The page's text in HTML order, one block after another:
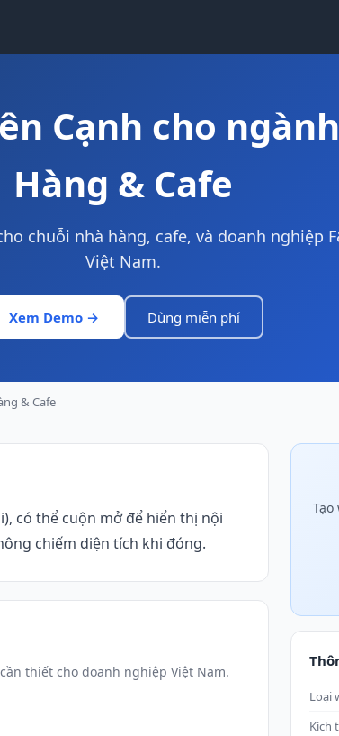
Cạnh cho
Hàng & Cafe
chuỗi nhà hàng, cafe, và doanh nghiệp
Việt Nam.
Xem Demo → Dùng miễn phí
& Cafe
có thể cuộn mở để hiển thị nội
chiếm diện tích khi đóng.
thiết cho doanh nghiệp Việt Nam.
Loại
Kích